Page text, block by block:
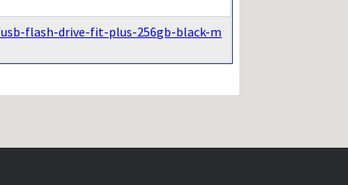
flash-drive-fit-plus-256gb-black-m